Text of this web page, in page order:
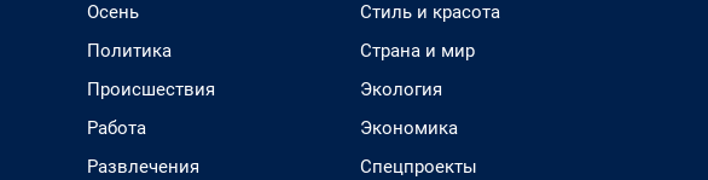
Осень
Политика
Происшествия
Работа
Развлечения
Стиль и красота
Страна и мир
Экология
Экономика
Спецпроекты